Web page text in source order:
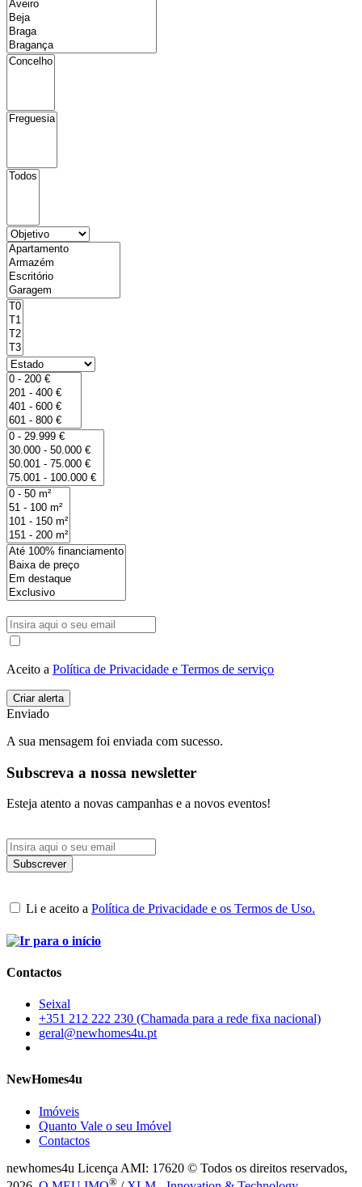
Aceito a Política de Privacidade e Termos de serviço
Enviado
A sua mensagem foi enviada com sucesso.
Subscreva a nossa newsletter
Esteja atento a novas campanhas e a novos eventos!
Li e aceito a Política de Privacidade e os Termos de Uso.
Contactos
Seixal
+351 212 222 230 (Chamada para a rede fixa nacional)
geral@newhomes4u.pt
NewHomes4u
Imóveis
Quanto Vale o seu Imóvel
Contactos
newhomes4u Licença AMI: 17620 © Todos os direitos reservados,
®